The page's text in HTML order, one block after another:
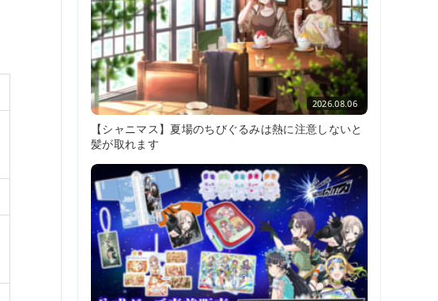
2026.08.06
【シャニマス】夏場のちびぐるみは熱に注意しないと
髪が取れます